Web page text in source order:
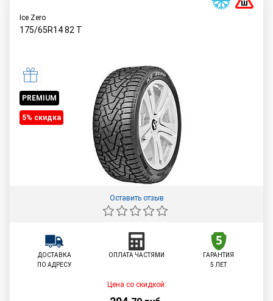
Ice Zero
175/65R1482 T
PREMIUM
5% cкидка
Оставить отзыв
ДОСТАВКА
ПО АДРЕСУ
ОПЛАТА ЧАСТЯМИ
ГАРАНТИЯ
5 ЛЕТ
Цена со скидкой: